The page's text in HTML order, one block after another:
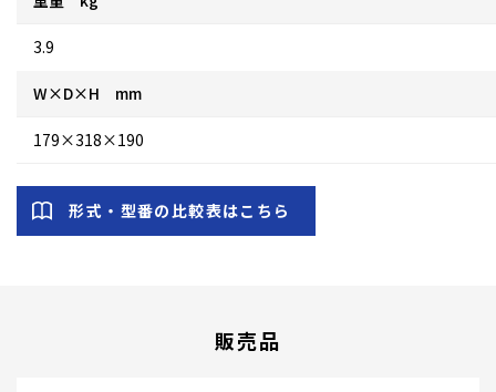
3.9
W×D×H mm
179×318×190
形式・型番の比較表はこちら
販売品